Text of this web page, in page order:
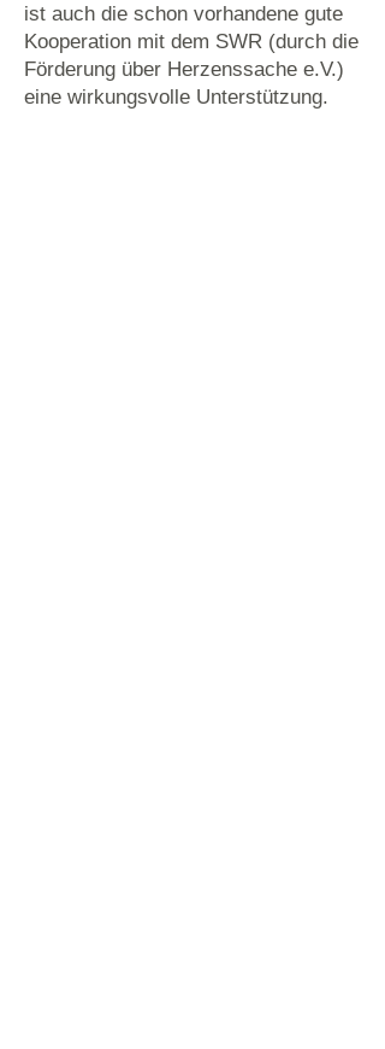
ist auch die schon vorhandene gute
Kooperation mit dem SWR (durch die
Förderung über Herzenssache e.V.)
eine wirkungsvolle Unterstützung.